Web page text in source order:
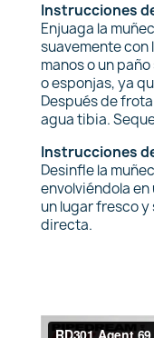
Instrucciones
Enjuaga la
suavemente con
manos o un
o esponjas, ya
Después de
agua tibia.
Instrucciones
Desinfle la
envolviéndola en
un lugar fresco y
directa.